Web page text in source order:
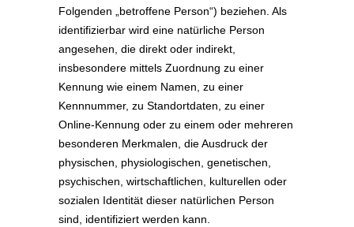
Folgenden „betroffene Person“) beziehen. Als
identifizierbar wird eine natürliche Person
angesehen, die direkt oder indirekt,
insbesondere mittels Zuordnung zu einer
Kennung wie einem Namen, zu einer
Kennnummer, zu Standortdaten, zu einer
Online-Kennung oder zu einem oder mehreren
besonderen Merkmalen, die Ausdruck der
physischen, physiologischen, genetischen,
psychischen, wirtschaftlichen, kulturellen oder
sozialen Identität dieser natürlichen Person
sind, identifiziert werden kann.